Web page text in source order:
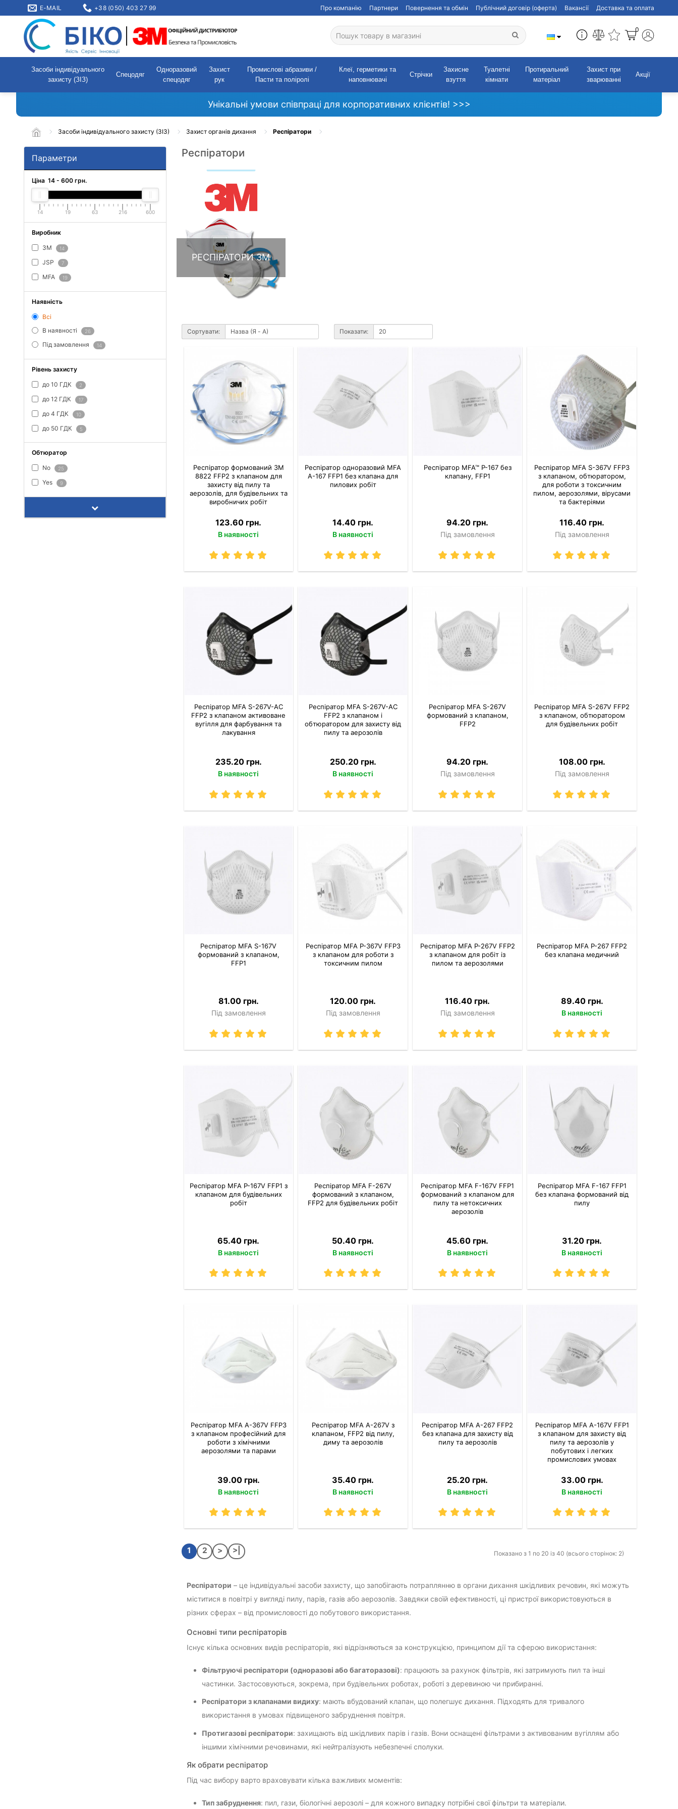
E-MAIL +38 (050) 403 27 99 Про компанію Партнери Повернення та обмін Публічний договір (оферта) Вакансії Доставка та оплата
0
Засоби індивідуального
захисту (ЗІЗ)
Спецодяг
Одноразовий
спецодяг
Захист
рук
Промислові абразиви /
Пасти та поліролі
Клеї, герметики та
наповнювачі
Стрічки
Захисне
взуття
Туалетні
кімнати
Протиральний
матеріал
Захист при
зварюванні
Акції
Унікальні умови співпраці для корпоративних клієнтів! >>>
Засоби індивідуального захисту (ЗІЗ) Захист органів дихання Респіратори
Параметри
Ціна 14 - 600 грн.
14 19 63 216 600
Виробник
3M 14
JSP 7
MFA 19
Наявність
Всі
В наявності
26
Під замовлення 14
Рівень захисту
до 10 ГДК 2
до 12 ГДК 17
до 4 ГДК 10
до 50 ГДК 5
Обтюратор
No 25
Yes 9
Респіратори
РЕСПІРАТОРИ 3М
Сортувати: Показати:
Респіратор формований 3M
8822 FFP2 з клапаном для
захисту від пилу та
аерозолів, для будівельних та
виробничих робіт
123.60 грн.
В наявності
Респіратор одноразовий MFA
A-167 FFP1 без клапана для
пилових робіт
14.40 грн.
В наявності
Респіратор MFA™ P-167 без
клапану, FFP1
94.20 грн.
Під замовлення
Респіратор MFA S-367V FFP3
з клапаном, обтюратором,
для роботи з токсичним
пилом, аерозолями, вірусами
та бактеріями
116.40 грн.
Під замовлення
Респіратор MFA S-267V-AC
FFP2 з клапаном активоване
вугілля для фарбування та
лакування
235.20 грн.
В наявності
Респіратор MFA S-267V-AC
FFP2 з клапаном і
обтюратором для захисту від
пилу та аерозолів
250.20 грн.
В наявності
Респіратор MFA S-267V
формований з клапаном,
FFP2
94.20 грн.
Під замовлення
Респіратор MFA S-267V FFP2
з клапаном, обтюратором
для будівельних робіт
108.00 грн.
Під замовлення
Респіратор MFA S-167V
формований з клапаном,
FFP1
81.00 грн.
Під замовлення
Респіратор MFA P-367V FFP3
з клапаном для роботи з
токсичним пилом
120.00 грн.
Під замовлення
Респіратор MFA P-267V FFP2
з клапаном для робіт із
пилом та аерозолями
116.40 грн.
Під замовлення
Респіратор MFA P-267 FFP2
без клапана медичний
89.40 грн.
В наявності
Респіратор MFA P-167V FFP1 з
клапаном для будівельних
робіт
65.40 грн.
В наявності
Респіратор MFA F-267V
формований з клапаном,
FFP2 для будівельних робіт
50.40 грн.
В наявності
Респіратор MFA F-167V FFP1
формований з клапаном для
пилу та нетоксичних
аерозолів
45.60 грн.
В наявності
Респіратор MFA F-167 FFP1
без клапана формований від
пилу
31.20 грн.
В наявності
Респіратор MFA A-367V FFP3
з клапаном професійний для
роботи з хімічними
аерозолями та парами
39.00 грн.
В наявності
Респіратор MFA A-267V з
клапаном, FFP2 від пилу,
диму та аерозолів
35.40 грн.
В наявності
Респіратор MFA A-267 FFP2
без клапана для захисту від
пилу та аерозолів
25.20 грн.
В наявності
Респіратор MFA A-167V FFP1
з клапаном для захисту від
пилу та аерозолів у
побутових і легких
промислових умовах
33.00 грн.
В наявності
1 2 > >| Показано з 1 по 20 із 40 (всього сторінок: 2)
Респіратори – це індивідуальні засоби захисту, що запобігають потраплянню в органи дихання шкідливих речовин, які можуть
міститися в повітрі у вигляді пилу, парів, газів або аерозолів. Завдяки своїй ефективності, ці пристрої використовуються в
різних сферах – від промисловості до побутового використання.
Основні типи респіраторів
Існує кілька основних видів респіраторів, які відрізняються за конструкцією, принципом дії та сферою використання:
Фільтруючі респіратори (одноразові або багаторазові): працюють за рахунок фільтрів, які затримують пил та інші
частинки. Застосовуються, зокрема, при будівельних роботах, роботі з деревиною чи прибиранні.
Респіратори з клапанами видиху: мають вбудований клапан, що полегшує дихання. Підходять для тривалого
використання в умовах підвищеного забруднення повітря.
Протигазові респіратори: захищають від шкідливих парів і газів. Вони оснащені фільтрами з активованим вугіллям або
іншими хімічними речовинами, які нейтралізують небезпечні сполуки.
Як обрати респіратор
Під час вибору варто враховувати кілька важливих моментів:
Тип забруднення: пил, гази, біологічні аерозолі – для кожного випадку потрібні свої фільтри та матеріали.